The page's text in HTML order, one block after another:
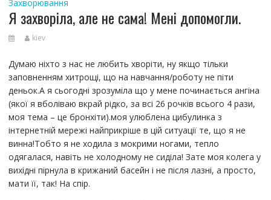
Захворювання
Я захворіла, але не сама! Мені допомогли.
kiev
Думаю ніхто з нас не любить хворіти, ну якщо тільки
заповненням хитрощі, що на навчання/роботу не піти
деньок.А я сьогодні зрозуміла що у мене починається ангіна
(якої я вболіваю вкрай рідко, за всі 26 рочків всього 4 рази,
моя тема – це бронхіти).моя улюблена цибулинка з
інтернетній мережі найприкріше в цій ситуації те, що я не
винна!Тобто я не ходила з мокрими ногами, тепло
одягалася, навіть не холодному не сиділа! Зате моя колега у
вихідні пірнула в крижаний басейн і не після лазні, а просто,
мати її, так! На спір.